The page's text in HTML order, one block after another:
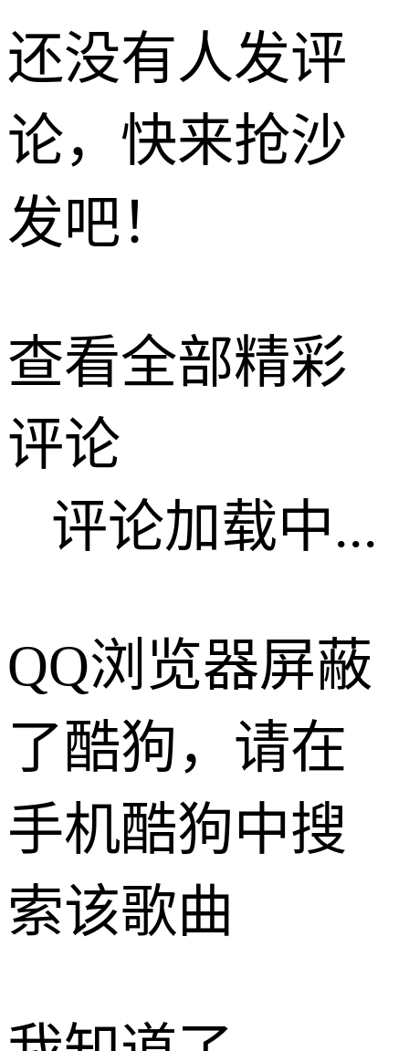
还没有人发评
论，快来抢沙
发吧！
查看全部精彩
评论
评论加载中...
QQ浏览器屏蔽
了酷狗，请在
手机酷狗中搜
索该歌曲